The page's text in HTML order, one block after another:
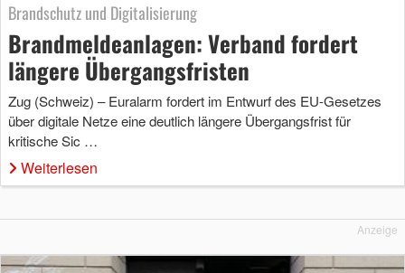
Brandschutz und Digitalisierung
Brandmeldeanlagen: Verband fordert
längere Übergangsfristen
Zug (Schweiz) – Euralarm fordert im Entwurf des EU-Gesetzes
über digitale Netze eine deutlich längere Übergangsfrist für
kritische Sic …
Weiterlesen
Anzeige